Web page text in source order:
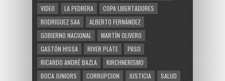
VIDEO
LA PEDRERA
COPA LIBERTADORES
RODRIGUEZ SAA
ALBERTO FERNÁNDEZ
GOBIERNO NACIONAL
MARTÍN OLIVERO
GASTÓN HISSA
RIVER PLATE
PASO
RICARDO ANDRÉ BAZLA
KIRCHNERISMO
BOCA JUNIORS
CORRUPCION JUSTICIA SALUD